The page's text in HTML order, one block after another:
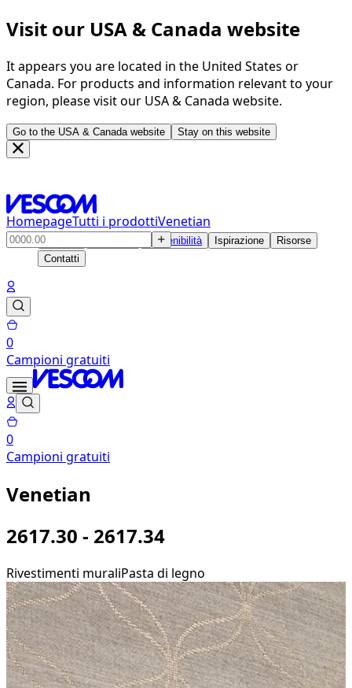
Visit our USA & Canada website
It appears you are located in the United States or
Canada. For products and information relevant to your
region, please visit our USA & Canada website.
Go to the USA & Canada website Stay on this website
HomepageTutti i prodottiVenetian
Prodotti Sostenibilità Ispirazione
Risorse
Contatti
0
Campioni gratuiti
0
Campioni gratuiti
Venetian
2617.30 - 2617.34
Rivestimenti muraliPasta di legno